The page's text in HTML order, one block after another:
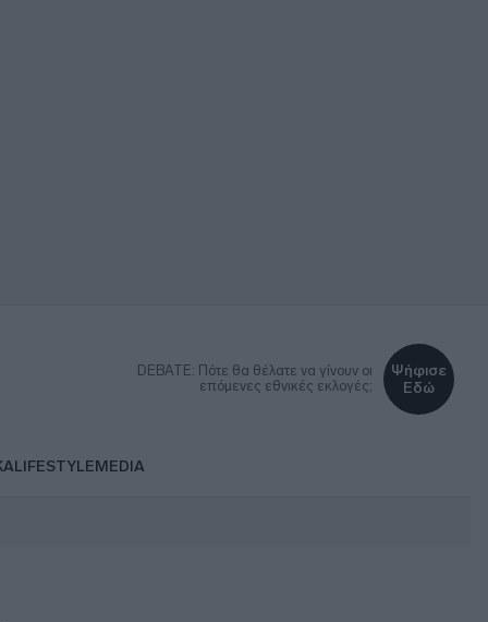
DEBATE: Πότε θα θέλατε να γίνουν οι
επόμενες εθνικές εκλογές;
Ψήφισε
Εδώ
LIFESTYLEMEDIA